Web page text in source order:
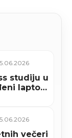
studiju u
laptop,
večeri